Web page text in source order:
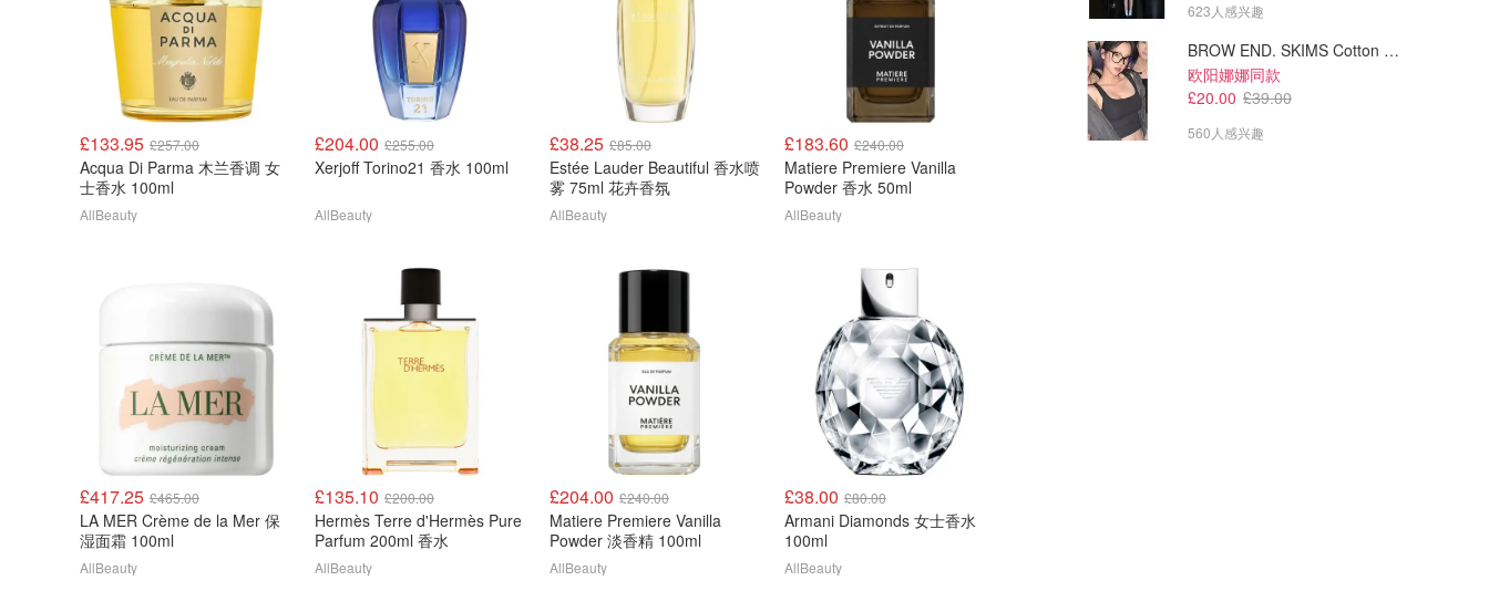
£133.95 £257.00
Acqua Di Parma 木兰香调 女
士香水 100ml
AllBeauty
£204.00 £255.00
Xerjoff Torino21 香水 100ml
AllBeauty
£38.25 £85.00
Estée Lauder Beautiful 香水喷
雾 75ml 花卉香氛
AllBeauty
£183.60 £240.00
Matiere Premiere Vanilla
Powder 香水 50ml
AllBeauty
£417.25 £465.00
LA MER Crème de la Mer 保
湿面霜 100ml
AllBeauty
£135.10 £200.00
Hermès Terre d'Hermès Pure
Parfum 200ml 香水
AllBeauty
£204.00 £240.00
Matiere Premiere Vanilla
Powder 淡香精 100ml
AllBeauty
£38.00 £80.00
Armani Diamonds 女士香水
100ml
AllBeauty
623人感兴趣
BROW END. SKIMS Cotton Rib Tank 棉质罗纹背心 Soot色
欧阳娜娜同款
£20.00 £39.00
560人感兴趣